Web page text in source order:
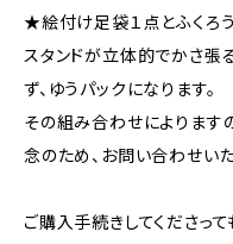
★絵付け足袋１点とふくろ
スタンドが立体的でかさ張
ず、ゆうパックになります。
その組み合わせによりますの
念のため、お問い合わせい
ご購入手続きしてくださって